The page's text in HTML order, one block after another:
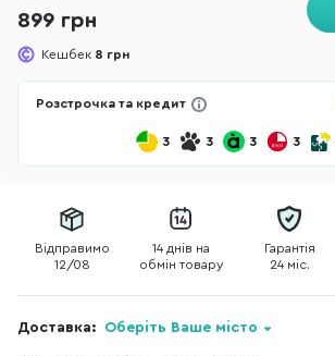
899 грн
Кешбек 8 грн
Розстрочка та кредит
3 3 3 3
Відправимо
12/08
14 днів на
обмін товару
Гарантія
24 міс.
Доставка: Оберіть Ваше місто